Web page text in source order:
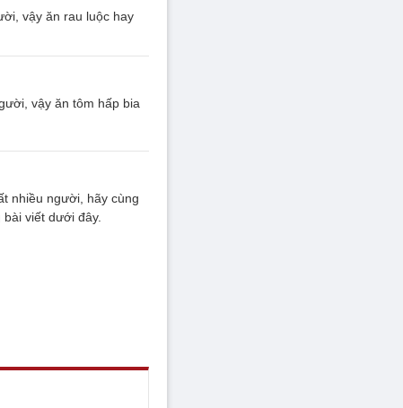
vậy ăn rau luộc hay
vậy ăn tôm hấp bia
nhiều người, hãy cùng
viết dưới đây.